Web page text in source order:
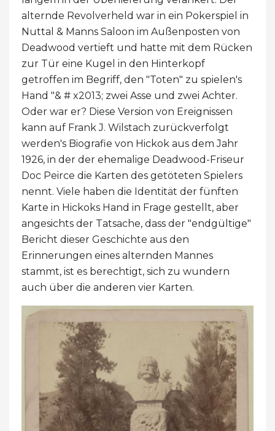
alternde Revolverheld war in ein Pokerspiel in
Nuttal & Manns Saloon im Außenposten von
Deadwood vertieft und hatte mit dem Rücken
zur Tür eine Kugel in den Hinterkopf
getroffen im Begriff, den "Toten" zu spielen's
Hand "& # x2013; zwei Asse und zwei Achter.
Oder war er? Diese Version von Ereignissen
kann auf Frank J. Wilstach zurückverfolgt
werden's Biografie von Hickok aus dem Jahr
1926, in der der ehemalige Deadwood-Friseur
Doc Peirce die Karten des getöteten Spielers
nennt. Viele haben die Identität der fünften
Karte in Hickoks Hand in Frage gestellt, aber
angesichts der Tatsache, dass der "endgültige"
Bericht dieser Geschichte aus den
Erinnerungen eines alternden Mannes
stammt, ist es berechtigt, sich zu wundern
auch über die anderen vier Karten.